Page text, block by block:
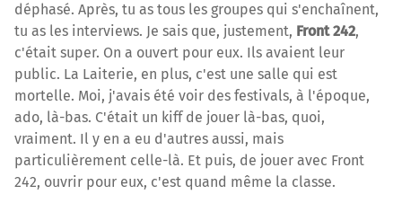
déphasé. Après, tu as tous les groupes qui s'enchaînent,
tu as les interviews. Je sais que, justement, Front 242,
c'était super. On a ouvert pour eux. Ils avaient leur
public. La Laiterie, en plus, c'est une salle qui est
mortelle. Moi, j'avais été voir des festivals, à l'époque,
ado, là-bas. C'était un kiff de jouer là-bas, quoi,
vraiment. Il y en a eu d'autres aussi, mais
particulièrement celle-là. Et puis, de jouer avec Front
242, ouvrir pour eux, c'est quand même la classe.